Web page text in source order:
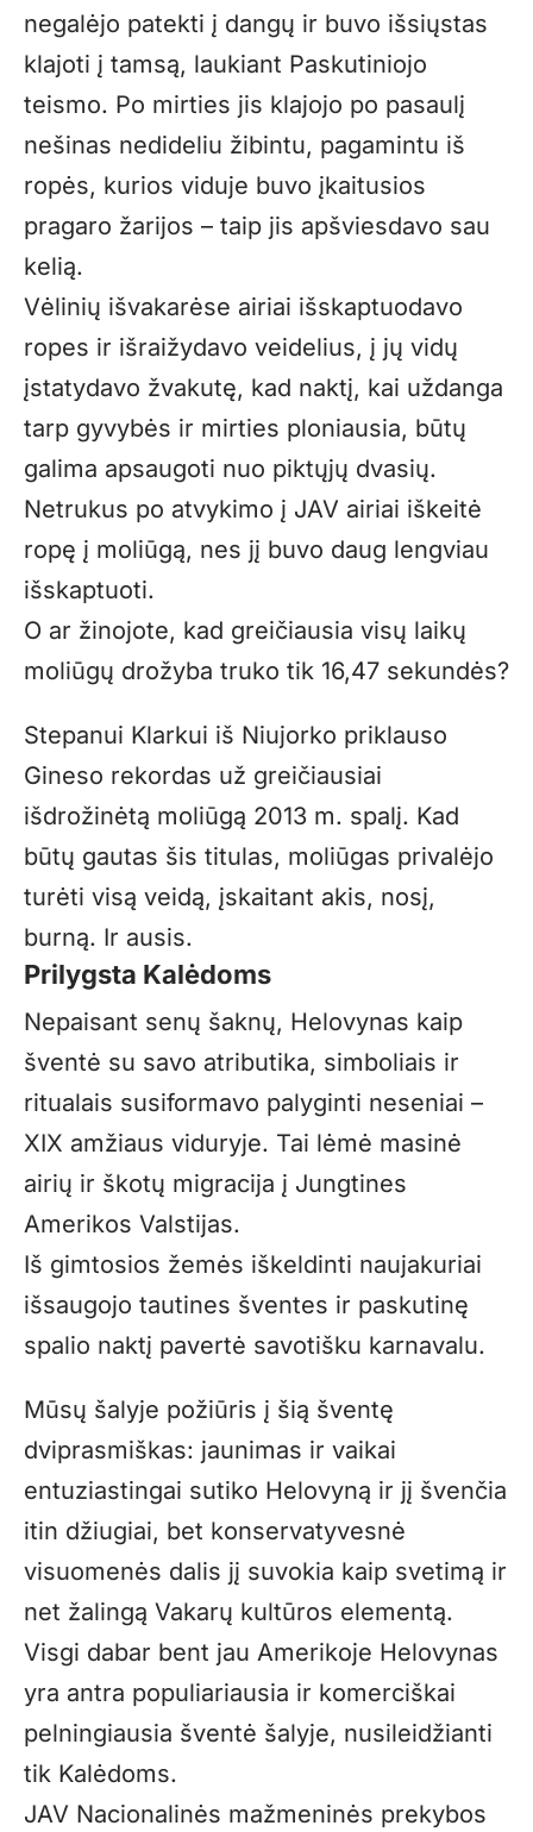
negalėjo patekti į dangų ir buvo išsiųstas
klajoti į tamsą, laukiant Paskutiniojo
teismo. Po mirties jis klajojo po pasaulį
nešinas nedideliu žibintu, pagamintu iš
ropės, kurios viduje buvo įkaitusios
pragaro žarijos – taip jis apšviesdavo sau
kelią.
Vėlinių išvakarėse airiai išskaptuodavo
ropes ir išraižydavo veidelius, į jų vidų
įstatydavo žvakutę, kad naktį, kai uždanga
tarp gyvybės ir mirties ploniausia, būtų
galima apsaugoti nuo piktųjų dvasių.
Netrukus po atvykimo į JAV airiai iškeitė
ropę į moliūgą, nes jį buvo daug lengviau
išskaptuoti.
O ar žinojote, kad greičiausia visų laikų
moliūgų drožyba truko tik 16,47 sekundės?
Stepanui Klarkui iš Niujorko priklauso
Gineso rekordas už greičiausiai
išdrožinėtą moliūgą 2013 m. spalį. Kad
būtų gautas šis titulas, moliūgas privalėjo
turėti visą veidą, įskaitant akis, nosį,
burną. Ir ausis.
Prilygsta Kalėdoms
Nepaisant senų šaknų, Helovynas kaip
šventė su savo atributika, simboliais ir
ritualais susiformavo palyginti neseniai –
XIX amžiaus viduryje. Tai lėmė masinė
airių ir škotų migracija į Jungtines
Amerikos Valstijas.
Iš gimtosios žemės iškeldinti naujakuriai
išsaugojo tautines šventes ir paskutinę
spalio naktį pavertė savotišku karnavalu.
Mūsų šalyje požiūris į šią šventę
dviprasmiškas: jaunimas ir vaikai
entuziastingai sutiko Helovyną ir jį švenčia
itin džiugiai, bet konservatyvesnė
visuomenės dalis jį suvokia kaip svetimą ir
net žalingą Vakarų kultūros elementą.
Visgi dabar bent jau Amerikoje Helovynas
yra antra populiariausia ir komerciškai
pelningiausia šventė šalyje, nusileidžianti
tik Kalėdoms.
JAV Nacionalinės mažmeninės prekybos